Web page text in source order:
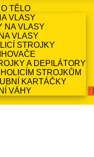
TĚLO
VLASY
NA VLASY
VLASY
STROJKY
A DEPILÁTORY
STROJKŮM
KARTÁČKY
VÁHY